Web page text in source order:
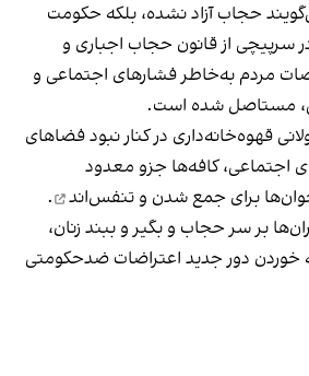
حجاب آزاد نشده، بلکه حکومت
سرپیچی از قانون حجاب اجباری و
مردم به‌خاطر فشارهای اجتماعی و
مستاصل شده است.
قهوه‌‌خانه‌داری در کنار نبود فضاهای
اجتماعی، کافه‌ها جزو معدود
برای جمع شدن و تنفس‌اند
.
بر سر حجاب و بگیر و ببند زنان،
دور جدید اعتراضات ضدحکومتی